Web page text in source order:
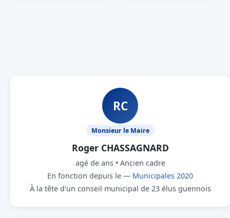
RC
Monsieur le Maire
Roger CHASSAGNARD
agé de ans • Ancien cadre
En fonction depuis le — Municipales 2020
À la tête d'un conseil municipal de 23 élus guennois